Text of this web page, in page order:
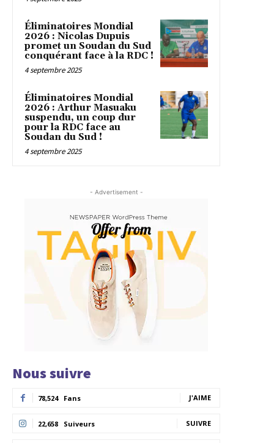
Éliminatoires Mondial
2026 : Nicolas Dupuis
promet un Soudan du Sud
conquérant face à la RDC !
4 septembre 2025
Éliminatoires Mondial
2026 : Arthur Masuaku
suspendu, un coup dur
pour la RDC face au
Soudan du Sud !
4 septembre 2025
- Advertisement -
Nous suivre
78,524 Fans J'AIME
22,658 Suiveurs SUIVRE